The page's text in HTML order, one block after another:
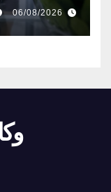
06/08/2026